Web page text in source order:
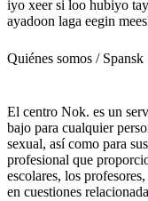
iyo xeer si loo hubiyo
ayadoon laga eegin
Quiénes somos / Spansk
El centro Nok. es un
bajo para cualquier
sexual, así como para
profesional que
escolares, los
en cuestiones